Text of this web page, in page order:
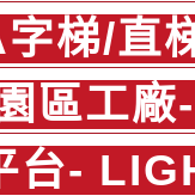
梯/直
區工廠
台-